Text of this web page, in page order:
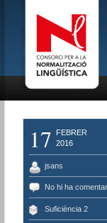
17
FEBRER
2016
jsans
No hi ha
Suficiència 2